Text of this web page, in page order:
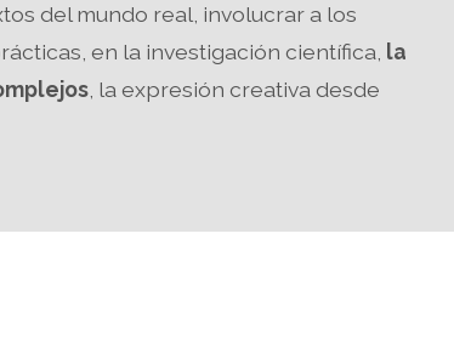
del mundo real, involucrar a los
en la investigación científica, la
, la expresión creativa desde